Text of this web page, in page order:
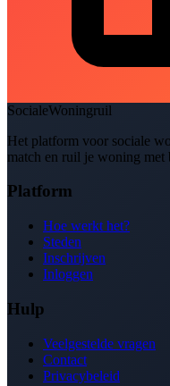
SocialeWoningruil
Het platform voor sociale
match en ruil je woning met
Platform
Hoe werkt het?
Steden
Inschrijven
Inloggen
Hulp
Veelgestelde vragen
Contact
Privacybeleid